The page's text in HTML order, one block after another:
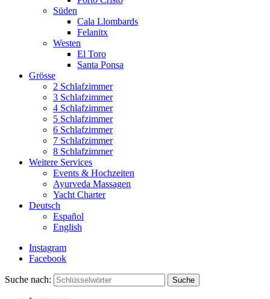
Süden
Cala Llombards
Felanitx
Westen
El Toro
Santa Ponsa
Grösse
2 Schlafzimmer
3 Schlafzimmer
4 Schlafzimmer
5 Schlafzimmer
6 Schlafzimmer
7 Schlafzimmer
8 Schlafzimmer
Weitere Services
Events & Hochzeiten
Ayurveda Massagen
Yacht Charter
Deutsch
Español
English
Instagram
Facebook
Suche nach: Suche